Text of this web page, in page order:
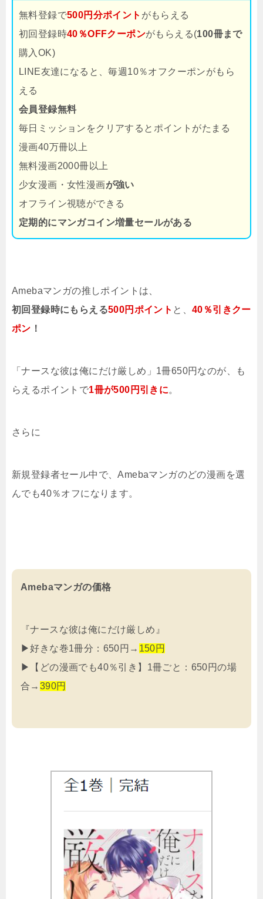
無料登録で500円分ポイント がもらえる
初回登録時40％OFFクーポンがもらえる(100冊まで
購入OK)
LINE友達になると、毎週10％オフクーポンがもら
える
会員登録無料
毎日ミッションをクリアするとポイントがたまる
漫画40万冊以上
無料漫画2000冊以上
少女漫画・女性漫画が強い
オフライン視聴ができる
定期的にマンガコイン増量セールがある
Amebaマンガの推しポイントは、
初回登録時にもらえる500円ポイント と、40％引きクー
ポン ！
「ナースな彼は俺にだけ厳しめ」1冊650円なのが、も
らえるポイントで1冊が500円引きに。
さらに
新規登録者セール中で、Amebaマンガのどの漫画を選
んでも40％オフになります。
Amebaマンガの価格
『ナースな彼は俺にだけ厳しめ』
▶好きな巻1冊分：650円→ 150円
▶【どの漫画でも40％引き】1冊ごと：650円の場
合→ 390円